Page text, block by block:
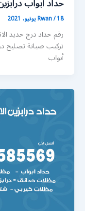
Rwan/18 يونيو، 2021
رقم حداد درج حديد
تركيب صيانة تصليح
أبواب